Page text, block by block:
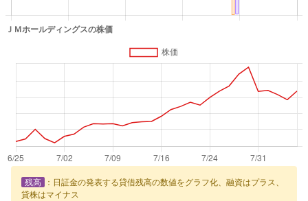
残高
：日証金の発表する貸借残高の数値をグラフ化、融資はプラス、
貸株はマイナス